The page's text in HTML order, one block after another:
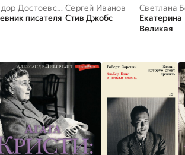
Фёдор Достоевский
писателя
Сергей Иванов
Стив Джобс
Екатерина
Великая